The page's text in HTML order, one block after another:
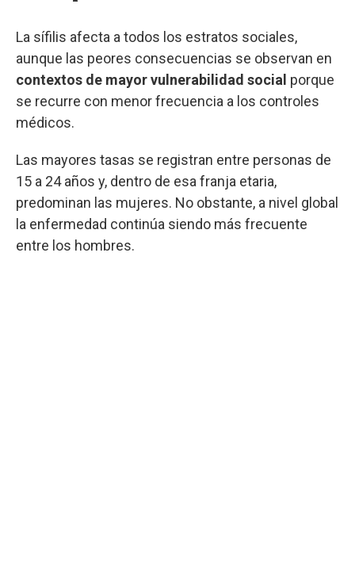
La sífilis afecta a todos los estratos sociales,
aunque las peores consecuencias se observan en
contextos de mayor vulnerabilidad social porque
se recurre con menor frecuencia a los controles
médicos.
Las mayores tasas se registran entre personas de
15 a 24 años y, dentro de esa franja etaria,
predominan las mujeres. No obstante, a nivel global
la enfermedad continúa siendo más frecuente
entre los hombres.